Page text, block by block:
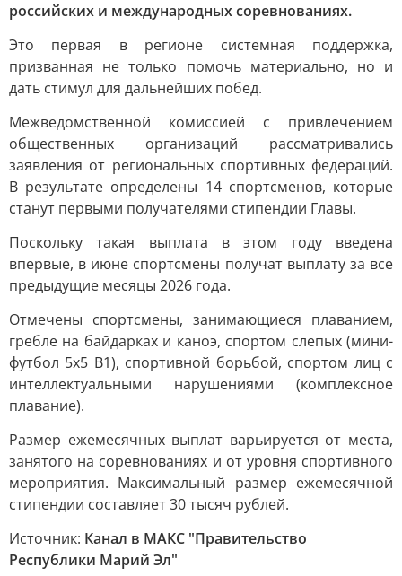
российских и международных соревнованиях.
Это первая в регионе системная поддержка,
призванная не только помочь материально, но и
дать стимул для дальнейших побед.
Межведомственной комиссией с привлечением
общественных организаций рассматривались
заявления от региональных спортивных федераций.
В результате определены 14 спортсменов, которые
станут первыми получателями стипендии Главы.
Поскольку такая выплата в этом году введена
впервые, в июне спортсмены получат выплату за все
предыдущие месяцы 2026 года.
Отмечены спортсмены, занимающиеся плаванием,
гребле на байдарках и каноэ, спортом слепых (мини-
футбол 5х5 В1), спортивной борьбой, спортом лиц с
интеллектуальными нарушениями (комплексное
плавание).
Размер ежемесячных выплат варьируется от места,
занятого на соревнованиях и от уровня спортивного
мероприятия. Максимальный размер ежемесячной
стипендии составляет 30 тысяч рублей.
Источник: Канал в МАКС "Правительство
Республики Марий Эл"